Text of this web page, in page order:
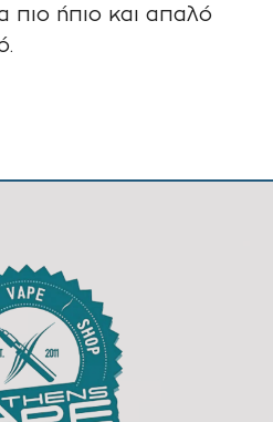
πιο ήπιο και απαλό